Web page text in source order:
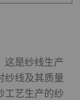
这是纱线生产
纱线及其质量
工艺生产的纱